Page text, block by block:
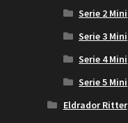
Serie 2 Mini
Serie 3 Mini
Serie 4 Mini
Serie 5 Mini
Eldrador Ritter